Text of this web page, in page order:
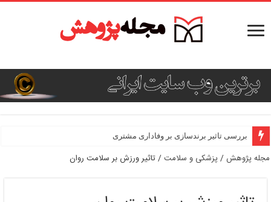
بررسی تاثیر برندسازی بر وفاداری مشتری
مجله پژوهش/ پزشکی و سلامت /تاثیر ورزش بر سلامت روان